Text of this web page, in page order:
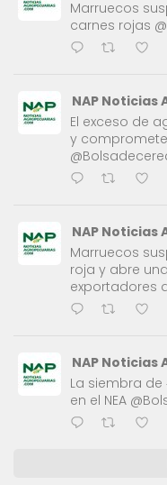
Marruecos
carnes rojas
NAP Noticias
El exceso de
y
NAP Noticias
Marruecos
roja y abre
exportadores
NAP Noticias
La siembra
en el NEA